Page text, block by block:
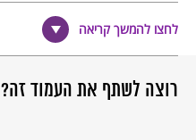
איכה יבשו בורות המים
כיכר השוק ריקה
לחצו להמשך קריאה
רוצה לשתף את העמוד זה?